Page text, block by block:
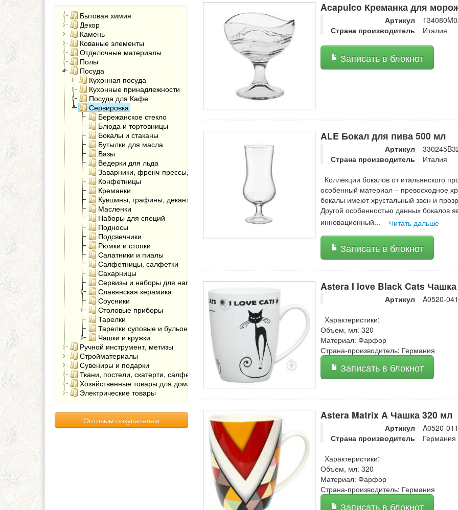
Бытовая химия
Декор
Камень
Кованые элементы
Отделочные материалы
Полы
Посуда
Кухонная посуда
Кухонные принадлежности
Посуда для Кафе
Сервировка
Бережанское стекло
Блюда и тортовницы
Бокалы и стаканы
Бутылки для масла
Вазы
Ведерки для льда
Заварники, френч-прессы, чайники
Конфетницы
Креманки
Кувшины, графины, декантеры
Масленки
Наборы для специй
Подносы
Подсвечники
Рюмки и стопки
Салатники и пиалы
Салфетницы, салфетки
Сахарницы
Сервизы и наборы для напитков
Славянская керамика
Соусники
Столовые приборы
Тарелки
Тарелки суповые и бульонницы
Чашки и кружки
Ручной инструмент, метизы
Стройматериалы
Сувениры и подарки
Ткани, постели, скатерти, салфетки
Хозяйственные товары для дома
Электрические товары
Оптовым покупателям
Acapulco Креманка для
Артикул
Страна производитель
Италия
Записать в блокнот
ALE Бокал для пива 500 мл
Артикул
Страна производитель
Италия
Коллекции бокалов от итальянского
особенный материал – превосходное
бокалы имеют хрустальный звон и
Другой особенностью данных бокалов
инновационный... Читать дальше
Записать в блокнот
Astera I love Black Cats
Артикул
A0520-
Характеристики:
Объем, мл: 320
Материал: Фарфор
Страна-производитель: Германия
Записать в блокнот
Astera Matrix A Чашка 320 мл
Артикул
A0520-
Страна производитель
Германия
Характеристики:
Объем, мл: 320
Материал: Фарфор
Страна-производитель: Германия
Записать в блокнот